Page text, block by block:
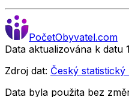
PočetObyvatel.com
Data aktualizována k datu
Zdroj dat: Český statistický
Data byla použita bez